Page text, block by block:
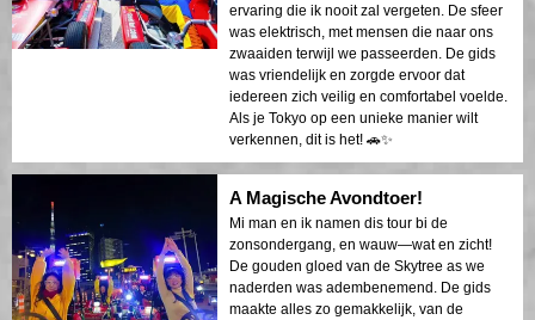
ervaring die ik nooit zal vergeten. De sfeer
was elektrisch, met mensen die naar ons
zwaaiden terwijl we passeerden. De gids
was vriendelijk en zorgde ervoor dat
iedereen zich veilig en comfortabel voelde.
Als je Tokyo op een unieke manier wilt
verkennen, dit is het! 🚗✨
A Magische Avondtoer!
Mi man en ik namen dis tour bi de
zonsondergang, en wauw—wat en zicht!
De gouden gloed van de Skytree as we
naderden was adembenemend. De gids
maakte alles zo gemakkelijk, van de